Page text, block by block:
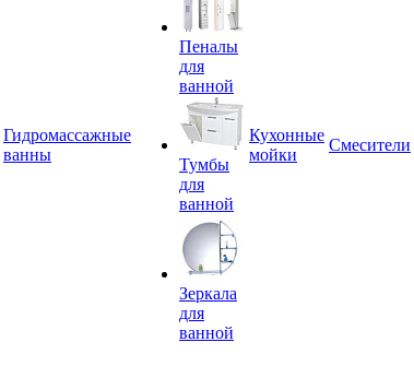
Гидромассажные
ванны
Пеналы
для
ванной
Тумбы
для
ванной
Зеркала
для
ванной
Кухонные
мойки
Смесители